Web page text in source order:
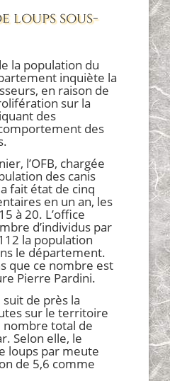
loups sous-
la population du
inquiète la
en raison de
sur la
des
des
l’OFB, chargée
des canis
fait état de cinq
en un an, les
à 20. L’office
d’individus par
la population
le département.
que ce nombre est
Pierre Pardini.
suit de près la
sur le territoire
nombre total de
Selon elle, le
loups par meute
de 5,6 comme